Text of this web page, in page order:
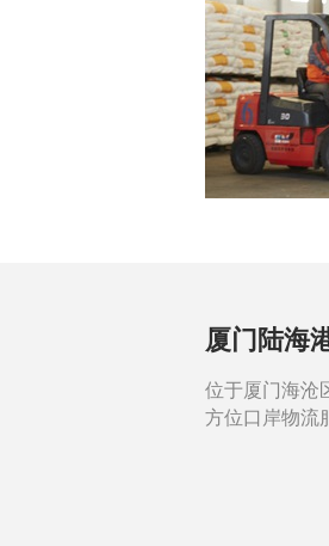
厦门陆海
位于厦门海沧
方位口岸物流